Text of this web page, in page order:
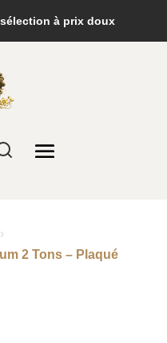
à prix doux
›
2 Tons – Plaqué